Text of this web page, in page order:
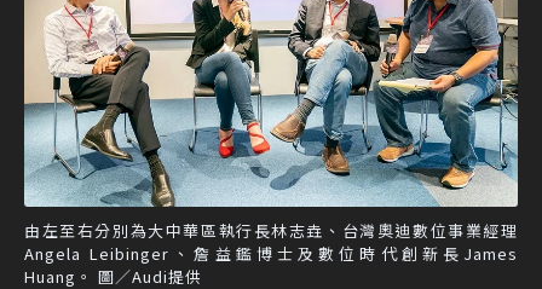
由左至右分別為大中華區執行長林志垚、台灣奧迪數位事業經理
Angela Leibinger、詹益鑑博士及數位時代創新長James
Huang。 圖／Audi提供